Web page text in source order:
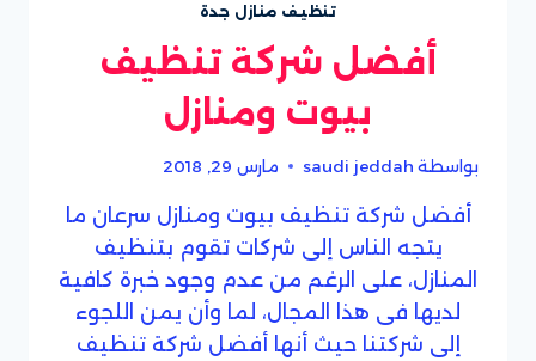
تنظيف منازل جدة
أفضل شركة تنظيف
بيوت ومنازل
بواسطة saudi jeddah مارس 29, 2018
أفضل شركة تنظيف بيوت ومنازل سرعان ما
يتجه الناس إلى شركات تقوم بتنظيف
المنازل، على الرغم من عدم وجود خبرة كافية
لديها فى هذا المجال، لما وأن يمن اللجوء
إلى شركتنا حيث أنها أفضل شركة تنظيف